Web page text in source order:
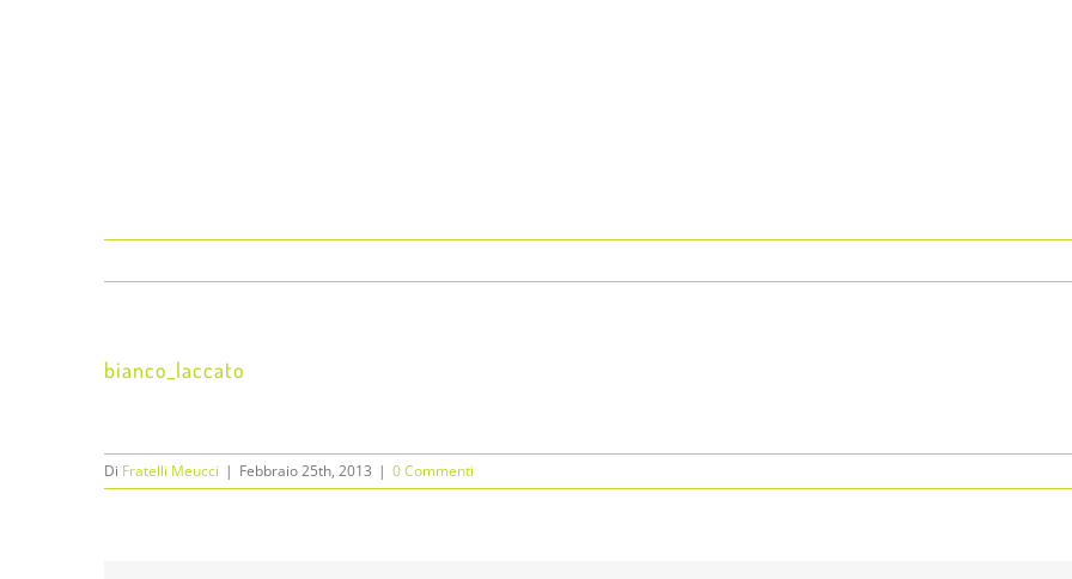
bianco_laccato
Di Fratelli Meucci | Febbraio 25th, 2013 | 0 Commenti